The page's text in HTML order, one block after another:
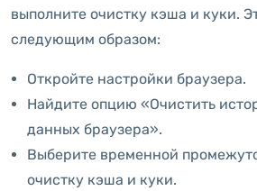
выполните очистку кэша и куки.
следующим образом:
Откройте настройки браузера.
Найдите опцию «Очистить
данных браузера».
Выберите временной
очистку кэша и куки.